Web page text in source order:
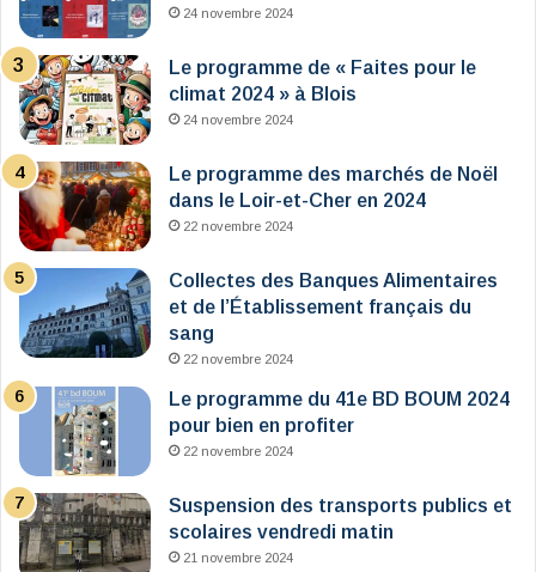
24 novembre 2024
Le programme de « Faites pour le
climat 2024 » à Blois
24 novembre 2024
Le programme des marchés de Noël
dans le Loir-et-Cher en 2024
22 novembre 2024
Collectes des Banques Alimentaires
et de l’Établissement français du
sang
22 novembre 2024
Le programme du 41e BD BOUM 2024
pour bien en profiter
22 novembre 2024
Suspension des transports publics et
scolaires vendredi matin
21 novembre 2024